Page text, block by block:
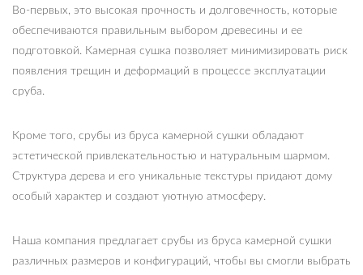
Во-первых, это высокая прочность и долговечность, которые
обеспечиваются правильным выбором древесины и ее
подготовкой. Камерная сушка позволяет минимизировать риск
появления трещин и деформаций в процессе эксплуатации
сруба.
Кроме того, срубы из бруса камерной сушки обладают
эстетической привлекательностью и натуральным шармом.
Структура дерева и его уникальные текстуры придают дому
особый характер и создают уютную атмосферу.
Наша компания предлагает срубы из бруса камерной сушки
различных размеров и конфигураций, чтобы вы смогли выбрать